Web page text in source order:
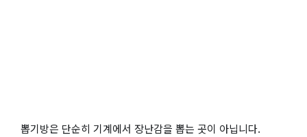
뽑기방은 단순히 기계에서 장난감을 뽑는 곳이 아닙니다.